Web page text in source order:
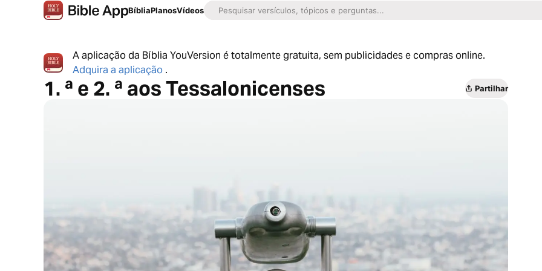
BíbliaPlanosVídeos
A aplicação da Bíblia YouVersion é totalmente gratuita, sem publicidades e compras online.
Adquira a aplicação .
1. ª e 2. ª aos Tessalonicenses Partilhar